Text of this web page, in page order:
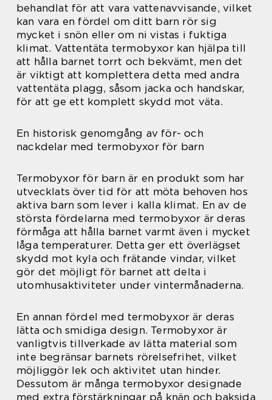
behandlat för att vara vattenavvisande, vilket
kan vara en fördel om ditt barn rör sig
mycket i snön eller om ni vistas i fuktiga
klimat. Vattentäta termobyxor kan hjälpa till
att hålla barnet torrt och bekvämt, men det
är viktigt att komplettera detta med andra
vattentäta plagg, såsom jacka och handskar,
för att ge ett komplett skydd mot väta.
En historisk genomgång av för- och
nackdelar med termobyxor för barn
Termobyxor för barn är en produkt som har
utvecklats över tid för att möta behoven hos
aktiva barn som lever i kalla klimat. En av de
största fördelarna med termobyxor är deras
förmåga att hålla barnet varmt även i mycket
låga temperaturer. Detta ger ett överlägset
skydd mot kyla och frätande vindar, vilket
gör det möjligt för barnet att delta i
utomhusaktiviteter under vintermånaderna.
En annan fördel med termobyxor är deras
lätta och smidiga design. Termobyxor är
vanligtvis tillverkade av lätta material som
inte begränsar barnets rörelsefrihet, vilket
möjliggör lek och aktivitet utan hinder.
Dessutom är många termobyxor designade
med extra förstärkningar på knän och baksida